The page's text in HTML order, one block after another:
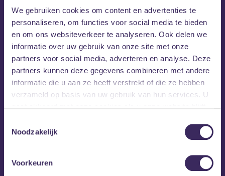
We gebruiken cookies om content en advertenties te
personaliseren, om functies voor social media te bieden
en om ons websiteverkeer te analyseren. Ook delen we
informatie over uw gebruik van onze site met onze
partners voor social media, adverteren en analyse. Deze
partners kunnen deze gegevens combineren met andere
informatie die u aan ze heeft verstrekt of die ze hebben
verzameld op basis van uw gebruik van hun services. U
Noodzakelijk
Voorkeuren